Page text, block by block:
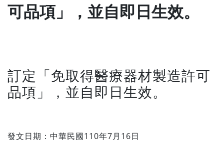
可品項」，並自即日生效。
訂定「免取得醫療器材製造許可
品項」，並自即日生效。
發文日期：中華民國110年7月16日